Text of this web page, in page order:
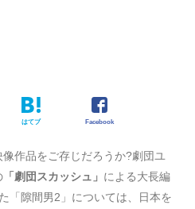
はてブ Facebook
作品をご存じだろうか?劇団ユ
「劇団スカッシュ」 による大長編
「隙間男2」については、日本を